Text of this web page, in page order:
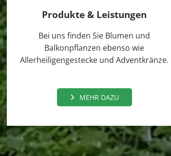
Produkte & Leistungen
Bei uns finden Sie Blumen und
Balkonpflanzen ebenso wie
Allerheiligengestecke und Adventkränze.
MEHR DAZU